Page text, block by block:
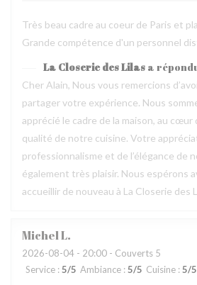
Très beau cadre au coeur de Paris et
Grande compétence d'un personnel
La Closerie des Lilas a
Cher Alain, Nous vous remercions
partager votre expérience. Nous
apprécié le cadre de la maison, au cœur
qualité de notre cuisine. Votre
professionnalisme et de l’élégance de
également très plaisir. Nous espérons
accueillir de nouveau à La Closerie des
MichelL
2026-08-04 - 20:00 - Couverts 5
Service : 5/5 Ambiance : 5/5 Cuisine : 5/5